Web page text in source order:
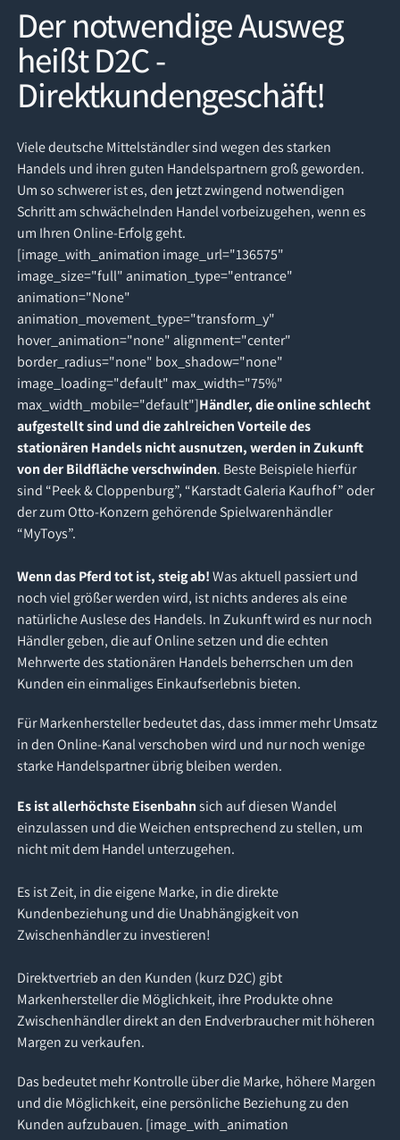
Der notwendige Ausweg
heißt D2C -
Direktkundengeschäft!
Viele deutsche Mittelständler sind wegen des starken
Handels und ihren guten Handelspartnern groß geworden.
Um so schwerer ist es, den jetzt zwingend notwendigen
Schritt am schwächelnden Handel vorbeizugehen, wenn es
um Ihren Online-Erfolg geht.
[image_with_animation image_url="136575"
image_size="full" animation_type="entrance"
animation="None"
animation_movement_type="transform_y"
hover_animation="none" alignment="center"
border_radius="none" box_shadow="none"
image_loading="default" max_width="75%"
max_width_mobile="default"]Händler, die online schlecht
aufgestellt sind und die zahlreichen Vorteile des
stationären Handels nicht ausnutzen, werden in Zukunft
von der Bildfläche verschwinden. Beste Beispiele hierfür
sind “Peek & Cloppenburg”, “Karstadt Galeria Kaufhof” oder
der zum Otto-Konzern gehörende Spielwarenhändler
“MyToys”.
Wenn das Pferd tot ist, steig ab!Was aktuell passiert und
noch viel größer werden wird, ist nichts anderes als eine
natürliche Auslese des Handels. In Zukunft wird es nur noch
Händler geben, die auf Online setzen und die echten
Mehrwerte des stationären Handels beherrschen um den
Kunden ein einmaliges Einkaufserlebnis bieten.
Für Markenhersteller bedeutet das, dass immer mehr Umsatz
in den Online-Kanal verschoben wird und nur noch wenige
starke Handelspartner übrig bleiben werden.
Es ist allerhöchste Eisenbahnsich auf diesen Wandel
einzulassen und die Weichen entsprechend zu stellen, um
nicht mit dem Handel unterzugehen.
Es ist Zeit, in die eigene Marke, in die direkte
Kundenbeziehung und die Unabhängigkeit von
Zwischenhändler zu investieren!
Direktvertrieb an den Kunden (kurz D2C) gibt
Markenhersteller die Möglichkeit, ihre Produkte ohne
Zwischenhändler direkt an den Endverbraucher mit höheren
Margen zu verkaufen.
Das bedeutet mehr Kontrolle über die Marke, höhere Margen
und die Möglichkeit, eine persönliche Beziehung zu den
Kunden aufzubauen. [image_with_animation